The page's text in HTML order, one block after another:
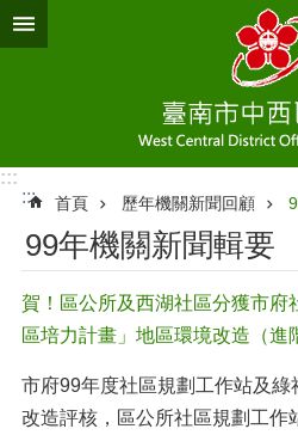
跳到主要內容區塊
:::
:::
首頁 歷年機關新聞回顧
99年機關新聞輯要
賀！區公所及西湖社區分獲市府
區培力計畫」地區環境改造（進
市府99年度社區規劃工作站及
改造評核，區公所社區規劃工作